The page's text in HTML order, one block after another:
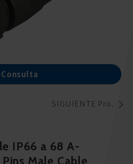
Consulta
SIGUIENTE Pro.
IP66 a 68 A-
Male Cable